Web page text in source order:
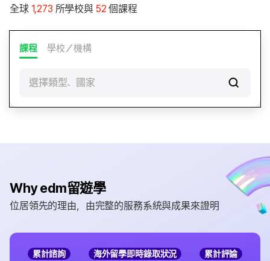
全球 1,273 所學校與 52 個課程
課程 學校／機構
選擇類型、國家
Why edm留遊學
位居領先的理由，由完整的服務系統與成果來證明
累計諮詢 海外留學即時錄取狀況 累計評論